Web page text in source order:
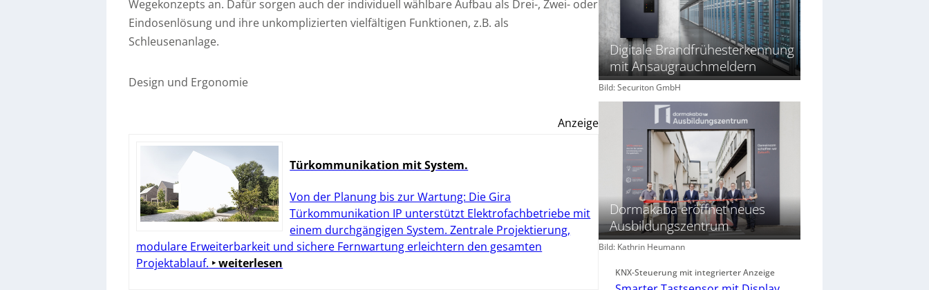
Wegekonzepts an. Dafür sorgen auch der individuell wählbare Aufbau als Drei-, Zwei- oder
Eindosenlösung und ihre unkomplizierten vielfältigen Funktionen, z.B. als
Schleusenanlage.
Design und Ergonomie
Anzeige
Türkommunikation mit System.
Von der Planung bis zur Wartung: Die Gira
Türkommunikation IP unterstützt Elektrofachbetriebe mit
einem durchgängigen System. Zentrale Projektierung,
modulare Erweiterbarkeit und sichere Fernwartung erleichtern den gesamten
Projektablauf. ‣ weiterlesen
Digitale Brandfrühesterkennung
mit Ansaugrauchmeldern
Bild: Securiton GmbH
Dormakaba eröffnet neues
Ausbildungszentrum
Bild: Kathrin Heumann
KNX-Steuerung mit integrierter Anzeige